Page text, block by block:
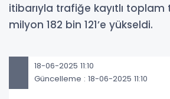
itibarıyla trafiğe kayıtlı toplam
milyon 182 bin 121’e yükseldi.
18-06-2025 11:10
Güncelleme : 18-06-2025 11:10